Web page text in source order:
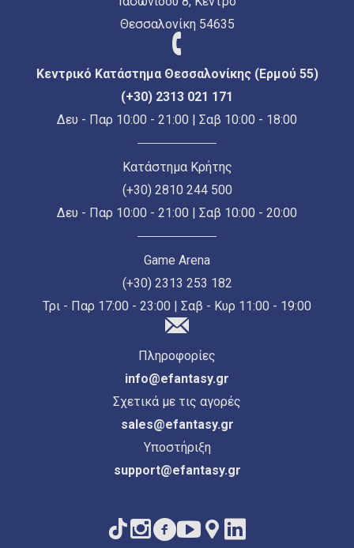
Θεσσαλονίκη 54635
Κεντρικό Κατάστημα Θεσσαλονίκης (Ερμού 55)
(+30) 2313 021 171
Δευ - Παρ 10:00 - 21:00 | Σαβ 10:00 - 18:00
Κατάστημα Κρήτης
(+30) 2810 244 500
Δευ - Παρ 10:00 - 21:00 | Σαβ 10:00 - 20:00
Game Arena
(+30) 2313 253 182
Τρι - Παρ 17:00 - 23:00 | Σαβ - Κυρ 11:00 - 19:00
Πληροφορίες
info@efantasy.gr
Σχετικά με τις αγορές
sales@efantasy.gr
Υποστήριξη
support@efantasy.gr